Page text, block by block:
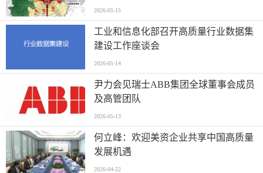
2026-05-15
工业和信息化部召开高质量行业数据集
建设工作座谈会
2026-05-14
尹力会见瑞士ABB集团全球董事会成员
及高管团队
2026-05-13
何立峰：欢迎美资企业共享中国高质量
发展机遇
2026-04-22